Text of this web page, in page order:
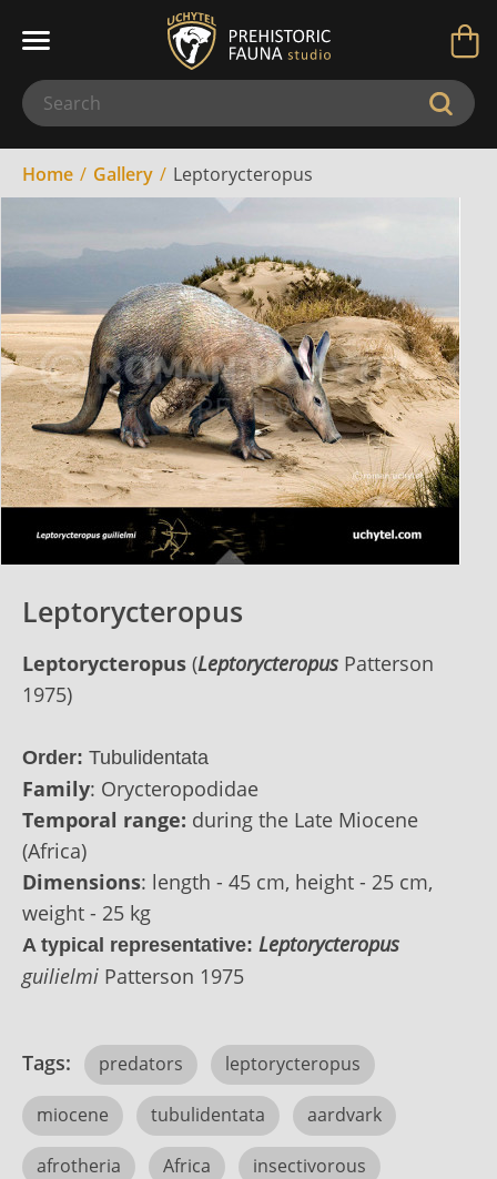
Home Gallery Leptorycteropus
Leptorycteropus
Leptorycteropus (Leptorycteropus Patterson
1975)
Order: Tubulidentata
Family: Orycteropodidae
Temporal range: during the Late Miocene
(Africa)
Dimensions: length - 45 cm, height - 25 сm,
weight - 25 kg
A typical representative: Leptorycteropus
guilielmi Patterson 1975
Tags: predators leptorycteropus
miocene tubulidentata aardvark
afrotheria Africa insectivorous